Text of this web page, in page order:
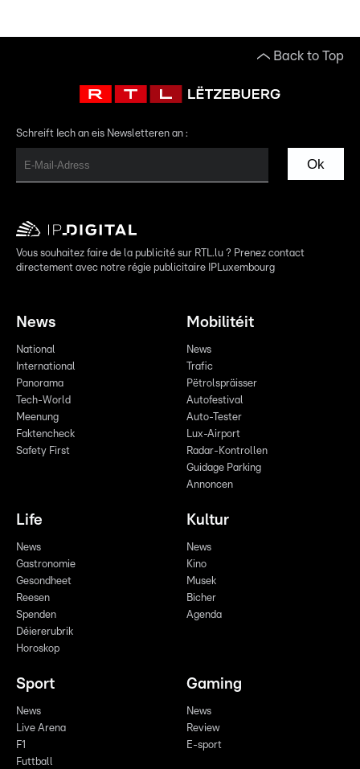
Back to Top
Schreift Iech an eis Newsletteren an :
Ok
Vous souhaitez faire de la publicité sur RTL.lu ? Prenez contact
directement avec notre régie publicitaire IPLuxembourg
News
National
International
Panorama
Tech-World
Meenung
Faktencheck
Safety First
Mobilitéit
News
Trafic
Pëtrolspräisser
Autofestival
Auto-Tester
Lux-Airport
Radar-Kontrollen
Guidage Parking
Annoncen
Life
News
Gastronomie
Gesondheet
Reesen
Spenden
Déiererubrik
Horoskop
Kultur
News
Kino
Musek
Bicher
Agenda
Sport
News
Live Arena
F1
Futtball
Gaming
News
Review
E-sport